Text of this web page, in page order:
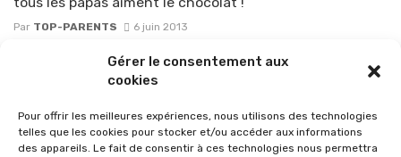
Gérer le consentement aux
cookies
Pour offrir les meilleures expériences, nous utilisons des technologies
telles que les cookies pour stocker et/ou accéder aux informations
des appareils. Le fait de consentir à ces technologies nous permettra
Par TOP-PARENTS 6 juin 2013